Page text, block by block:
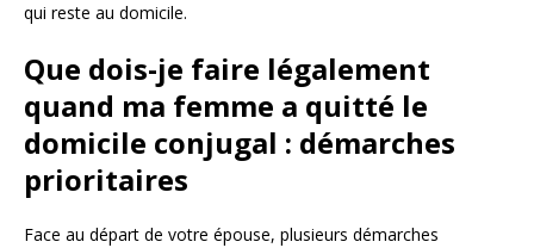
qui reste au domicile.
Que dois-je faire légalement
quand ma femme a quitté le
domicile conjugal : démarches
prioritaires
Face au départ de votre épouse, plusieurs démarches